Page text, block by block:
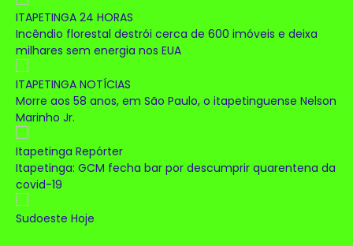
ITAPETINGA 24 HORAS
Incêndio florestal destrói cerca de 600 imóveis e deixa
milhares sem energia nos EUA
ITAPETINGA NOTÍCIAS
Morre aos 58 anos, em São Paulo, o itapetinguense Nelson
Marinho Jr.
Itapetinga Repórter
Itapetinga: GCM fecha bar por descumprir quarentena da
covid-19
Sudoeste Hoje